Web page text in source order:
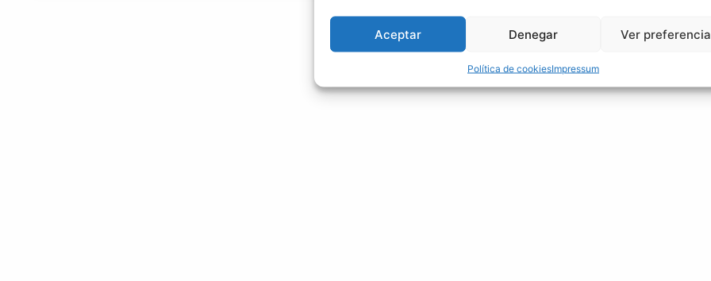
Aceptar Denegar Ver
Política de cookiesImpressum